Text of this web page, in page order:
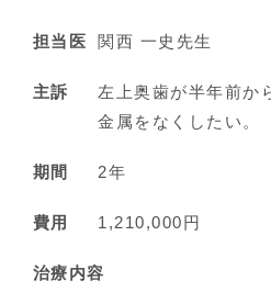
担当医 関西 一史先生
主訴
左上奥歯が半年前か
金属をなくしたい。
期間 2年
費用 1,210,000円
治療内容